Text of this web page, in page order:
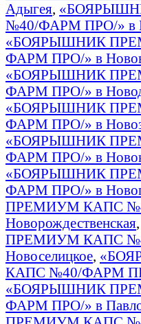
Адыгея,
№40/ФАРМ ПРО/» в
«БОЯРЫШНИК
ФАРМ ПРО/» в
«БОЯРЫШНИК
ФАРМ ПРО/» в
«БОЯРЫШНИК
ФАРМ ПРО/» в
«БОЯРЫШНИК
ФАРМ ПРО/» в
«БОЯРЫШНИК
ФАРМ ПРО/» в
ПРЕМИУМ КАПС
Новорождественская,
ПРЕМИУМ КАПС
Новоселицкое,
КАПС №40/ФАРМ
«БОЯРЫШНИК
ФАРМ ПРО/» в